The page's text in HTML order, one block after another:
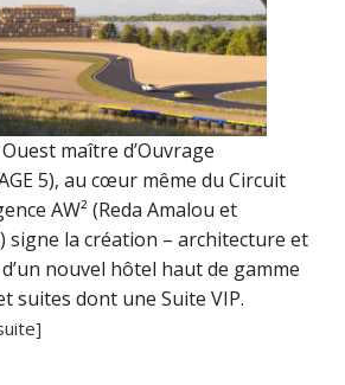
maître d’Ouvrage
5), au cœur même du Circuit
AW² (Reda Amalou et
signe la création – architecture et
nouvel hôtel haut de gamme
suites dont une Suite VIP.